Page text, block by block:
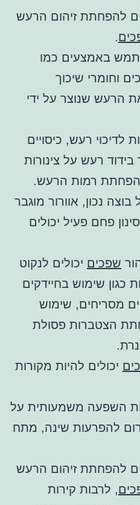
להפחתת זיהום הרעש
.
באמצעים כמו
וחומרי שיכוך
הרעש שנוצר על ידי
רעש, כיסויים
רעש על צינורות
בהפחתת רמות הרעש.
נכון, אוורור מוגבר
פחם פעיל יכולים
שפכים יכולים לנקוט
שימוש בחיידקים
מסריחים, שימוש
הצטברות פסולת
יכולים להיות מקורות
השפעה משמעותית על
להפרעות שינה, מתח
להפחתת זיהום הרעש
, לרבות קירות